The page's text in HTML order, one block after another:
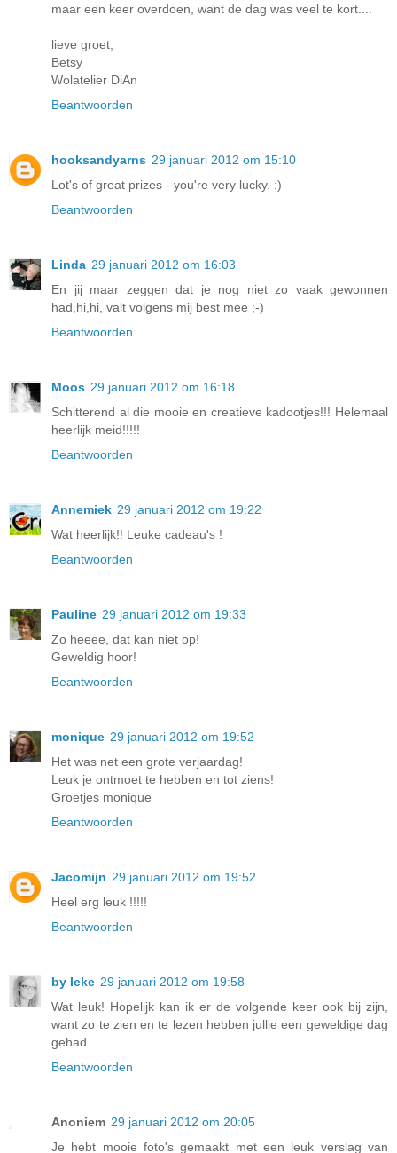
maar een keer overdoen, want de dag was veel te kort....
lieve groet,
Betsy
Wolatelier DiAn
Beantwoorden
hooksandyarns 29 januari 2012 om 15:10
Lot's of great prizes - you're very lucky. :)
Beantwoorden
Linda 29 januari 2012 om 16:03
En jij maar zeggen dat je nog niet zo vaak gewonnen
had,hi,hi, valt volgens mij best mee ;-)
Beantwoorden
Moos 29 januari 2012 om 16:18
Schitterend al die mooie en creatieve kadootjes!!! Helemaal
heerlijk meid!!!!!
Beantwoorden
Annemiek 29 januari 2012 om 19:22
Wat heerlijk!! Leuke cadeau's !
Beantwoorden
Pauline 29 januari 2012 om 19:33
Zo heeee, dat kan niet op!
Geweldig hoor!
Beantwoorden
monique 29 januari 2012 om 19:52
Het was net een grote verjaardag!
Leuk je ontmoet te hebben en tot ziens!
Groetjes monique
Beantwoorden
Jacomijn 29 januari 2012 om 19:52
Heel erg leuk !!!!!
Beantwoorden
by Ieke 29 januari 2012 om 19:58
Wat leuk! Hopelijk kan ik er de volgende keer ook bij zijn,
want zo te zien en te lezen hebben jullie een geweldige dag
gehad.
Beantwoorden
Anoniem 29 januari 2012 om 20:05
Je hebt mooie foto's gemaakt met een leuk verslag van